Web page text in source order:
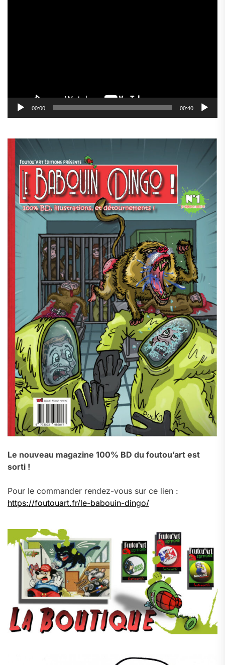
00:00 00:40
Le nouveau magazine 100% BD du foutou’art est
sorti !
Pour le commander rendez-vous sur ce lien :
https://foutouart.fr/le-babouin-dingo/